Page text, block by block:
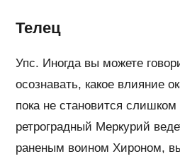
Телец
Упс. Иногда вы можете
осознавать, какое влияние
пока не становится слишком
ретроградный Меркурий
раненым воином Хироном,